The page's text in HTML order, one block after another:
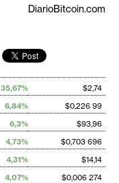
DiarioBitcoin.com
35,67%
$2,74
6,84%
$0,226 99
6,3%
$93,96
4,73%
$0,703 696
4,31%
$14,14
4,07%
$0,006 274